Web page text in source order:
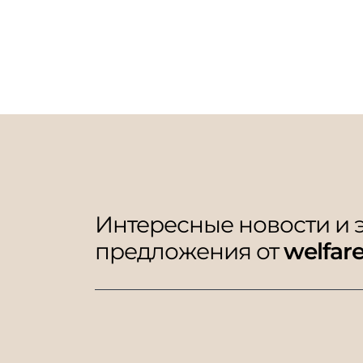
Интересные новости и
предложения от